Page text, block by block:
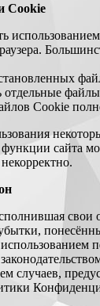
Cookie
отдельные
Cookie
сайта
свои
случаев,